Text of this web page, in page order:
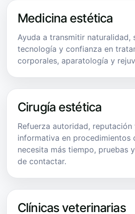
Medicina estética
Ayuda a transmitir naturalidad,
tecnología y confianza en
corporales, aparatología y
Cirugía estética
Refuerza autoridad, reputación
informativa en procedimientos
necesita más tiempo, pruebas
de contactar.
Clínicas veterinarias